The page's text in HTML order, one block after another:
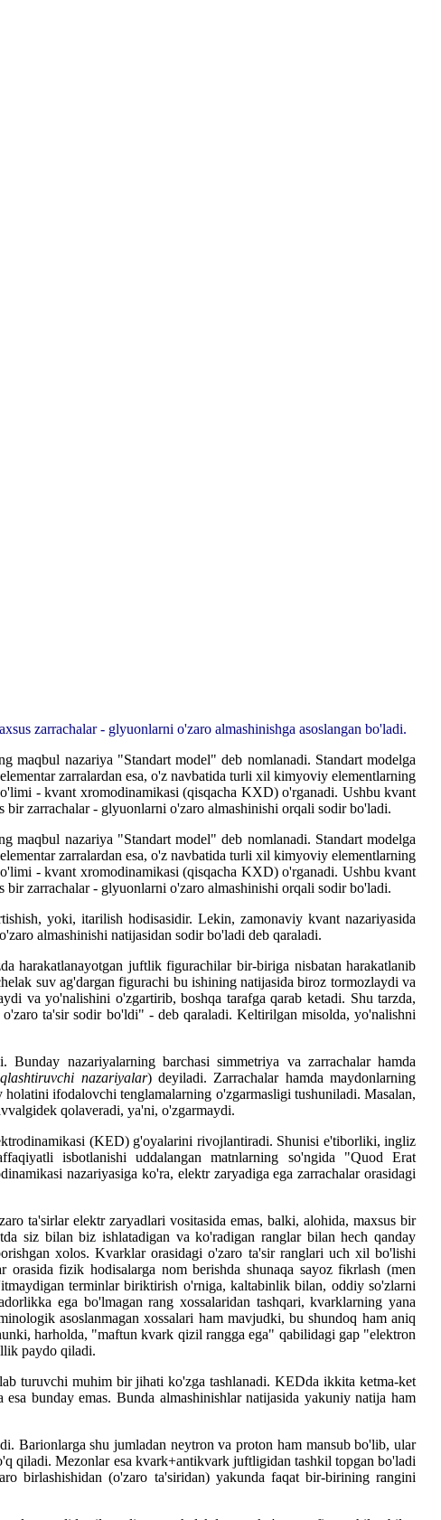
zarrachalar - glyuonlarni o'zaro almashinishga asoslangan bo'ladi.
maqbul nazariya "Standart model" deb nomlanadi. Standart modelga
zarralardan esa, o'z navbatida turli xil kimyoviy elementlarning
- kvant xromodinamikasi (qisqacha KXD) o'rganadi. Ushbu kvant
zarrachalar - glyuonlarni o'zaro almashinishi orqali sodir bo'ladi.
maqbul nazariya "Standart model" deb nomlanadi. Standart modelga
zarralardan esa, o'z navbatida turli xil kimyoviy elementlarning
- kvant xromodinamikasi (qisqacha KXD) o'rganadi. Ushbu kvant
zarrachalar - glyuonlarni o'zaro almashinishi orqali sodir bo'ladi.
yoki, itarilish hodisasidir. Lekin, zamonaviy kvant nazariyasida
almashinishi natijasidan sodir bo'ladi deb qaraladi.
harakatlanayotgan juftlik figurachilar bir-biriga nisbatan harakatlanib
suv ag'dargan figurachi bu ishining natijasida biroz tormozlaydi va
va yo'nalishini o'zgartirib, boshqa tarafga qarab ketadi. Shu tarzda,
ta'sir sodir bo'ldi" - deb qaraladi. Keltirilgan misolda, yo'nalishni
nazariyalarning barchasi simmetriya va zarrachalar hamda
nazariyalar) deyiladi. Zarrachalar hamda maydonlarning
ifodalovchi tenglamalarning o'zgarmasligi tushuniladi. Masalan,
qolaveradi, ya'ni, o'zgarmaydi.
(KED) g'oyalarini rivojlantiradi. Shunisi e'tiborliki, ingliz
isbotlanishi uddalangan matnlarning so'ngida "Quod Erat
nazariyasiga ko'ra, elektr zaryadiga ega zarrachalar orasidagi
ta'sirlar elektr zaryadlari vositasida emas, balki, alohida, maxsus bir
siz bilan biz ishlatadigan va ko'radigan ranglar bilan hech qanday
xolos. Kvarklar orasidagi o'zaro ta'sir ranglari uch xil bo'lishi
fizik hodisalarga nom berishda shunaqa sayoz fikrlash (men
terminlar biriktirish o'rniga, kaltabinlik bilan, oddiy so'zlarni
ega bo'lmagan rang xossalaridan tashqari, kvarklarning yana
asoslanmagan xossalari ham mavjudki, bu shundoq ham aniq
harholda, "maftun kvark qizil rangga ega" qabilidagi gap "elektron
paydo qiladi.
turuvchi muhim bir jihati ko'zga tashlanadi. KEDda ikkita ketma-ket
bunday emas. Bunda almashinishlar natijasida yakuniy natija ham
Barionlarga shu jumladan neytron va proton ham mansub bo'lib, ular
qiladi. Mezonlar esa kvark+antikvark juftligidan tashkil topgan bo'ladi
birlashishidan (o'zaro ta'siridan) yakunda faqat bir-birining rangini